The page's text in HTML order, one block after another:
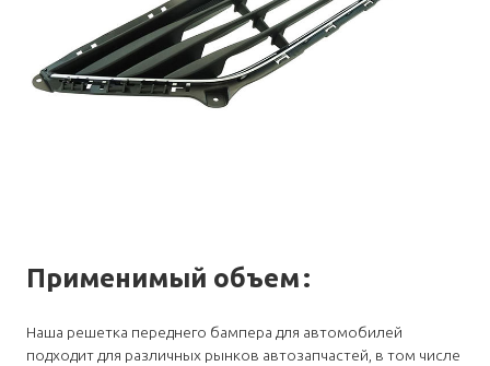
Применимый объем:
Наша решетка переднего бампера для автомобилей
подходит для различных рынков автозапчастей, в том числе